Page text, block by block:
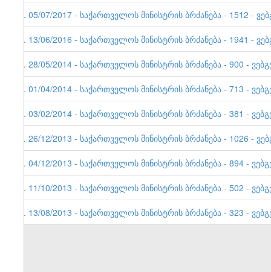
9. 05/07/2017 - საქართველოს მინისტრის ბრძანება - 1512 -
8. 13/06/2016 - საქართველოს მინისტრის ბრძანება - 1941 -
7. 28/05/2014 - საქართველოს მინისტრის ბრძანება - 900 -
6. 01/04/2014 - საქართველოს მინისტრის ბრძანება - 713 -
5. 03/02/2014 - საქართველოს მინისტრის ბრძანება - 381 -
4. 26/12/2013 - საქართველოს მინისტრის ბრძანება - 1026 -
3. 04/12/2013 - საქართველოს მინისტრის ბრძანება - 894 -
2. 11/10/2013 - საქართველოს მინისტრის ბრძანება - 502 -
1. 13/08/2013 - საქართველოს მინისტრის ბრძანება - 323 -